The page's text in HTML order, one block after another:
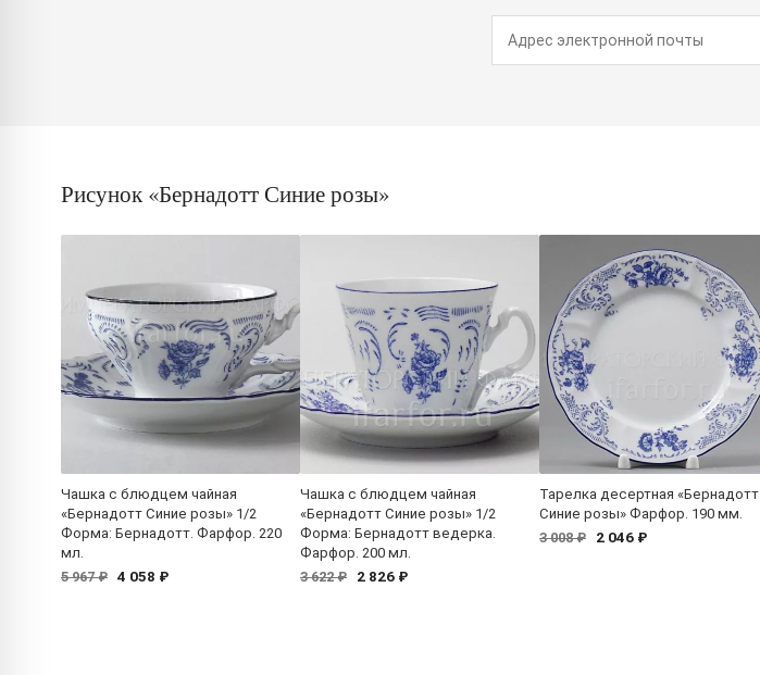
Рисунок «Бернадотт Синие розы»
Чашка с блюдцем чайная
«Бернадотт Синие розы» 1/2
Форма: Бернадотт. Фарфор. 220
мл.
5 967 ₽ 4 058 ₽
Чашка с блюдцем чайная
«Бернадотт Синие розы» 1/2
Форма: Бернадотт ведерка.
Фарфор. 200 мл.
3 622 ₽
2 826 ₽
Тарелка десертная «Бернадотт
Синие розы» Фарфор. 190 мм.
3 008 ₽
2 046 ₽